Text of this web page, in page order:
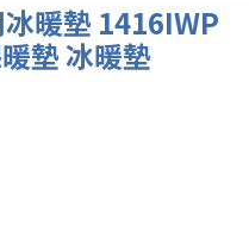
暖墊 1416IWP
墊 冰暖墊